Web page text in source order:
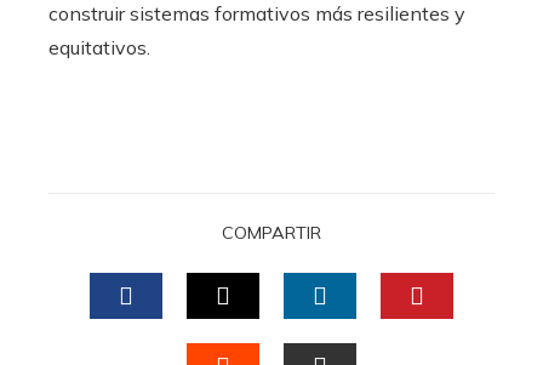
construir sistemas formativos más resilientes y
equitativos.
COMPARTIR
FACEBOOKTWITTERLINKEDIN